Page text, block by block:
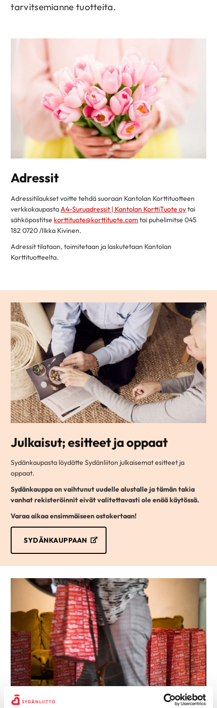
tarvitsemianne tuotteita.
Adressit
Adressitilaukset voitte tehdä suoraan Kantolan Korttituotteen
verkkokaupastaA4-Suruadressit | Kantolan KorttiTuote oytai
sähköpostitse korttituote@korttituote.comtai puhelimitse 045
182 0720 /Ilkka Kivinen.
Adressit tilataan, toimitetaan ja laskutetaan Kantolan
Korttituotteelta.
Julkaisut; esitteet ja oppaat
Sydänkaupasta löydätte Sydänliiton julkaisemat esitteet ja
oppaat.
Sydänkauppa on vaihtunut uudelle alustalle ja tämän takia
vanhat rekisteröinnit eivät valitettavasti ole enää käytössä.
Varaa aikaa ensimmäiseen ostokertaan!
SYDÄNKAUPPAAN